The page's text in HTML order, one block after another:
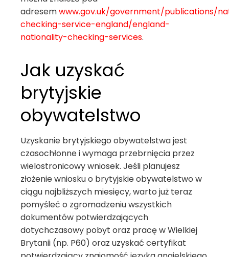
adresemwww.gov.uk/government/publications/
checking-service-england/england-
nationality-checking-services.
Jak uzyskać
brytyjskie
obywatelstwo
Uzyskanie brytyjskiego obywatelstwa jest
czasochłonne i wymaga przebrnięcia przez
wielostronicowy wniosek. Jeśli planujesz
złożenie wniosku o brytyjskie obywatelstwo w
ciągu najbliższych miesięcy, warto już teraz
pomyśleć o zgromadzeniu wszystkich
dokumentów potwierdzających
dotychczasowy pobyt oraz pracę w Wielkiej
Brytanii (np. P60) oraz uzyskać certyfikat